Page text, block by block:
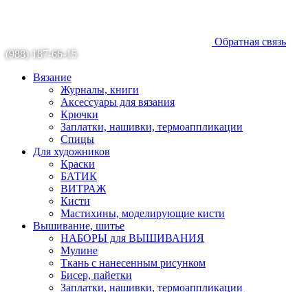
Обратная связь
(988) 187-66-15
Вязание
Журналы, книги
Аксессуары для вязания
Крючки
Заплатки, нашивки, термоаппликации
Спицы
Для художников
Краски
БАТИК
ВИТРАЖ
Кисти
Мастихины, моделирующие кисти
Вышивание, шитье
НАБОРЫ для ВЫШИВАНИЯ
Мулине
Ткань с нанесенным рисунком
Бисер, пайетки
Заплатки, нашивки, термоаппликации